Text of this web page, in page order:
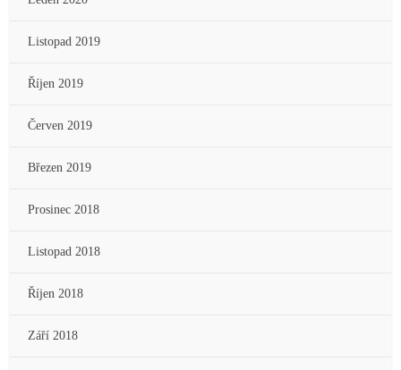
Listopad 2019
Říjen 2019
Červen 2019
Březen 2019
Prosinec 2018
Listopad 2018
Říjen 2018
Září 2018